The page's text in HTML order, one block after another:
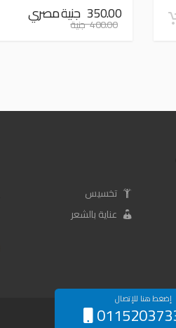
350.00 جنية مصري
400.00 جنية
تخسيس
عناية بالشعر
إضغط هنا للإتصال